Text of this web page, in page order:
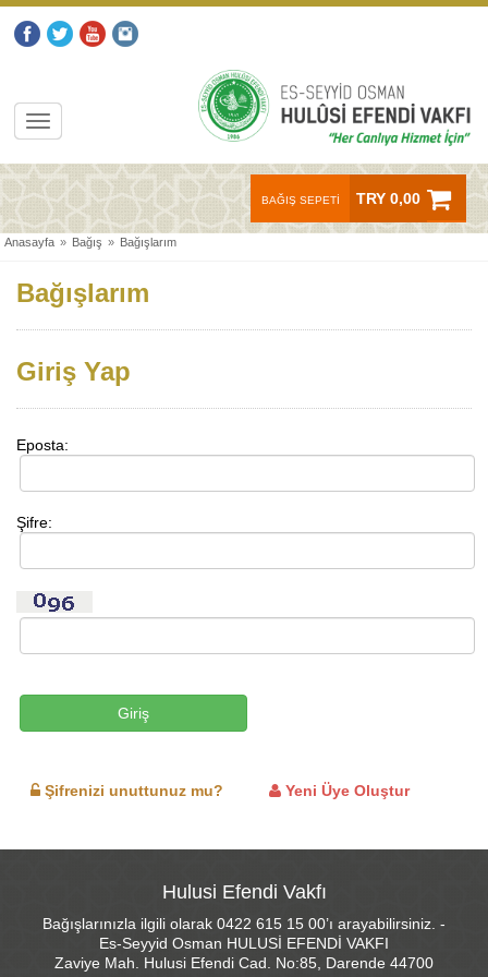
BAĞIŞ SEPETİ TRY 0,00
Anasayfa » Bağış » Bağışlarım
Bağışlarım
Giriş Yap
Eposta:
Şifre:
Şifrenizi unuttunuz mu? Yeni Üye Oluştur
Hulusi Efendi Vakfı
Bağışlarınızla ilgili olarak 0422 615 15 00’ı arayabilirsiniz. -
Es-Seyyid Osman HULUSİ EFENDİ VAKFI
Zaviye Mah. Hulusi Efendi Cad. No:85, Darende 44700